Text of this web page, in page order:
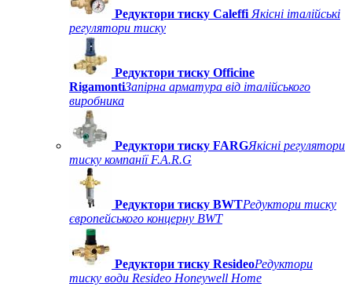
Редуктори тиску Caleffi Якісні італійські
регулятори тиску
Редуктори тиску Officine
RigamontiЗапірна арматура від італійського
виробника
Редуктори тиску FARGЯкісні регулятори
тиску компанії F.A.R.G
Редуктори тиску BWTРедуктори тиску
європейського концерну BWT
Редуктори тиску ResideoРедуктори
тиску води Resideo Honeywell Home